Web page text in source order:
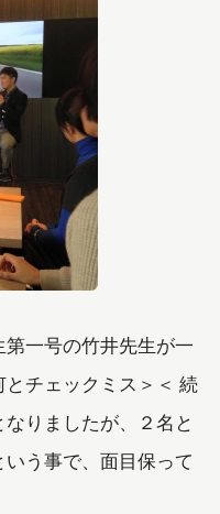
一号の竹井先生が一
チェックミス＞＜ 続
りましたが、２名と
う事で、面目保って